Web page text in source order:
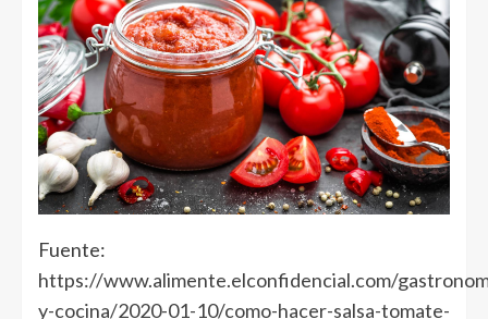
Fuente:
https://www.alimente.elconfidencial.com/
y-cocina/2020-01-10/como-hacer-salsa-tomate-